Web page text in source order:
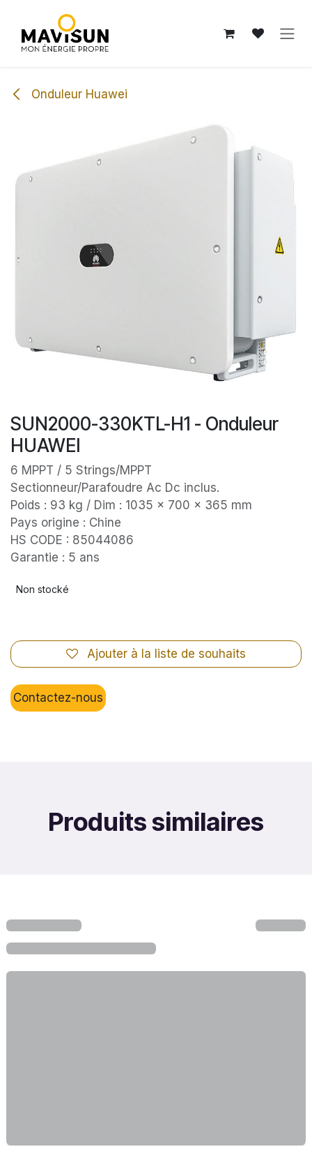
Onduleur Huawei
SUN2000-330KTL-H1 - Onduleur
HUAWEI
6 MPPT / 5 Strings/MPPT
Sectionneur/Parafoudre Ac Dc inclus.
Poids : 93 kg / Dim : 1035 × 700 × 365 mm
Pays origine : Chine
HS CODE : 85044086
Garantie : 5 ans
Non stocké
Ajouter à la liste de souhaits
Contactez-nous
Produits similaires